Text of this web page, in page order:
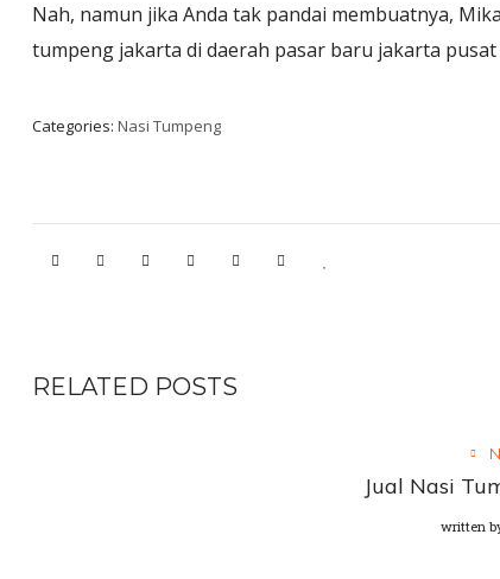
Nah, namun jika Anda tak pandai membuatnya,
tumpeng jakarta di daerah pasar baru jakarta pusat
Categories: Nasi Tumpeng
RELATED POSTS
Jual Nasi
written